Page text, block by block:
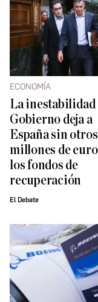
ECONOMÍA
La inestabilidad
Gobierno deja a
España sin
millones de
los fondos de
recuperación
El Debate